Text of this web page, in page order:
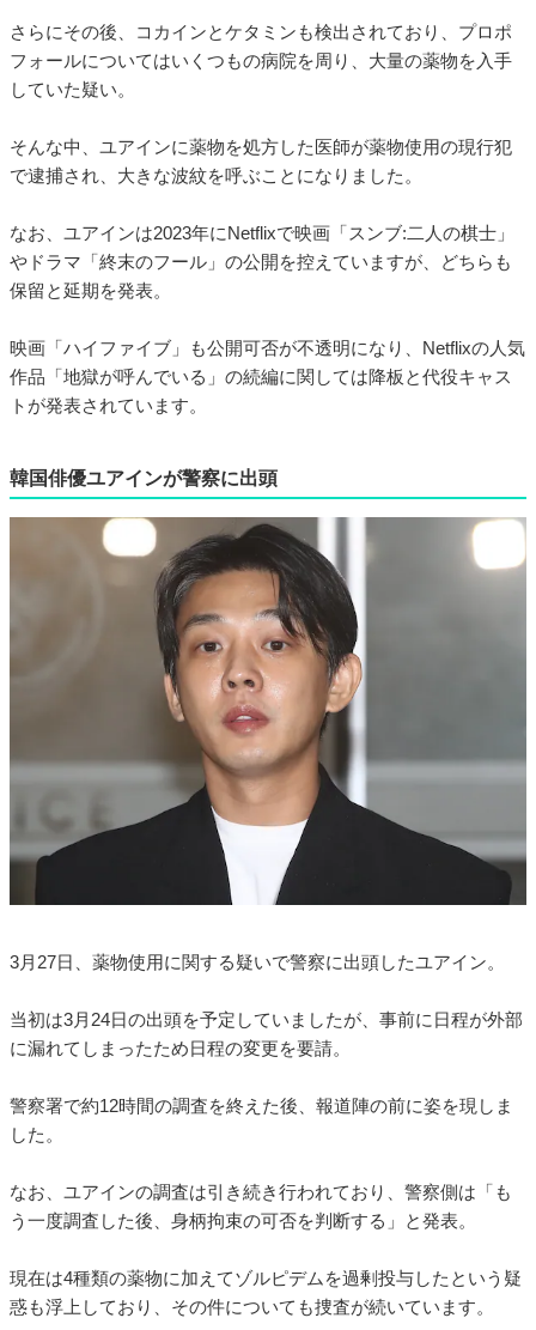
さらにその後、コカインとケタミンも検出されており、プロポ
フォールについてはいくつもの病院を周り、大量の薬物を入手
していた疑い。
そんな中、ユアインに薬物を処方した医師が薬物使用の現行犯
で逮捕され、大きな波紋を呼ぶことになりました。
なお、ユアインは2023年にNetflixで映画「スンブ:二人の棋士」
やドラマ「終末のフール」の公開を控えていますが、どちらも
保留と延期を発表。
映画「ハイファイブ」も公開可否が不透明になり、Netflixの人気
作品「地獄が呼んでいる」の続編に関しては降板と代役キャス
トが発表されています。
韓国俳優ユアインが警察に出頭
3月27日、薬物使用に関する疑いで警察に出頭したユアイン。
当初は3月24日の出頭を予定していましたが、事前に日程が外部
に漏れてしまったため日程の変更を要請。
警察署で約12時間の調査を終えた後、報道陣の前に姿を現しま
した。
なお、ユアインの調査は引き続き行われており、警察側は「も
う一度調査した後、身柄拘束の可否を判断する」と発表。
現在は4種類の薬物に加えてゾルピデムを過剰投与したという疑
惑も浮上しており、その件についても捜査が続いています。